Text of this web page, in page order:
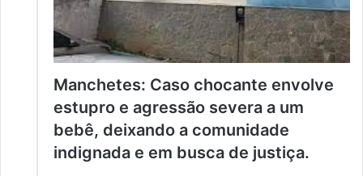
Manchetes: Caso chocante envolve
estupro e agressão severa a um
bebê, deixando a comunidade
indignada e em busca de justiça.